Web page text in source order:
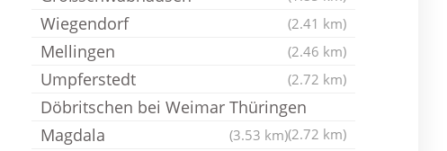
Wiegendorf (2.41 km)
Mellingen (2.46 km)
Umpferstedt (2.72 km)
Döbritschen bei Weimar Thüringen
(2.72 km)
Magdala (3.53 km)